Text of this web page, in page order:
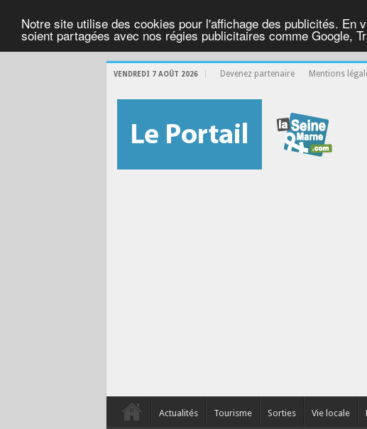
Notre site utilise des cookies pour l'affichage des publicités.
soient partagées avec nos régies publicitaires comme Google,
VENDREDI 7 AOÛT 2026 Devenez partenaire Mentions
Actualités Tourisme Sorties Vie locale